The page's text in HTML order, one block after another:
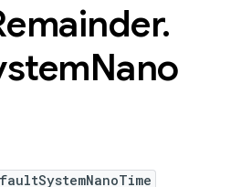
.
Nano